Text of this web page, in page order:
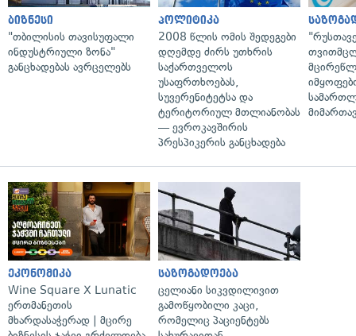
ბიზნესი
"თბილისის თავისუფალი
ინდუსტრიული ზონა"
განცხადებას ავრცელებს
პოლიტიკა
2008 წლის ომის შედეგები
დღემდე ძირს უთხრის
საქართველოს
უსაფრთხოებას,
სუვერენიტეტსა და
ტერიტორიულ მთლიანობას
— ევროკავშირის
პრესპიკერის განცხადება
ეკონომიკა
Wine Square X Lunatic
ერთმანეთის
მხარდასაჭერად | მცირე
საზოგადოება
ცელიანი სიკვდილივით
გამოწყობილი კაცი,
რომელიც პაციენტებს